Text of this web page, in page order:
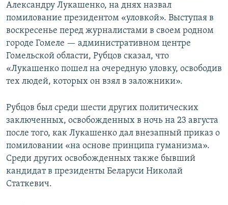
Александру Лукашенко, на днях назвал
помилование президентом «уловкой». Выступая в
воскресенье перед журналистами в своем родном
городе Гомеле — административном центре
Гомельской области, Рубцов сказал, что
«Лукашенко пошел на очередную уловку, освободив
тех людей, которых он взял в заложники».
Рубцов был среди шести других политических
заключенных, освобожденных в ночь на 23 августа
после того, как Лукашенко дал внезапный приказ о
помиловании «на основе принципа гуманизма».
Среди других освобожденных также бывший
кандидат в президенты Беларуси Николай
Статкевич.